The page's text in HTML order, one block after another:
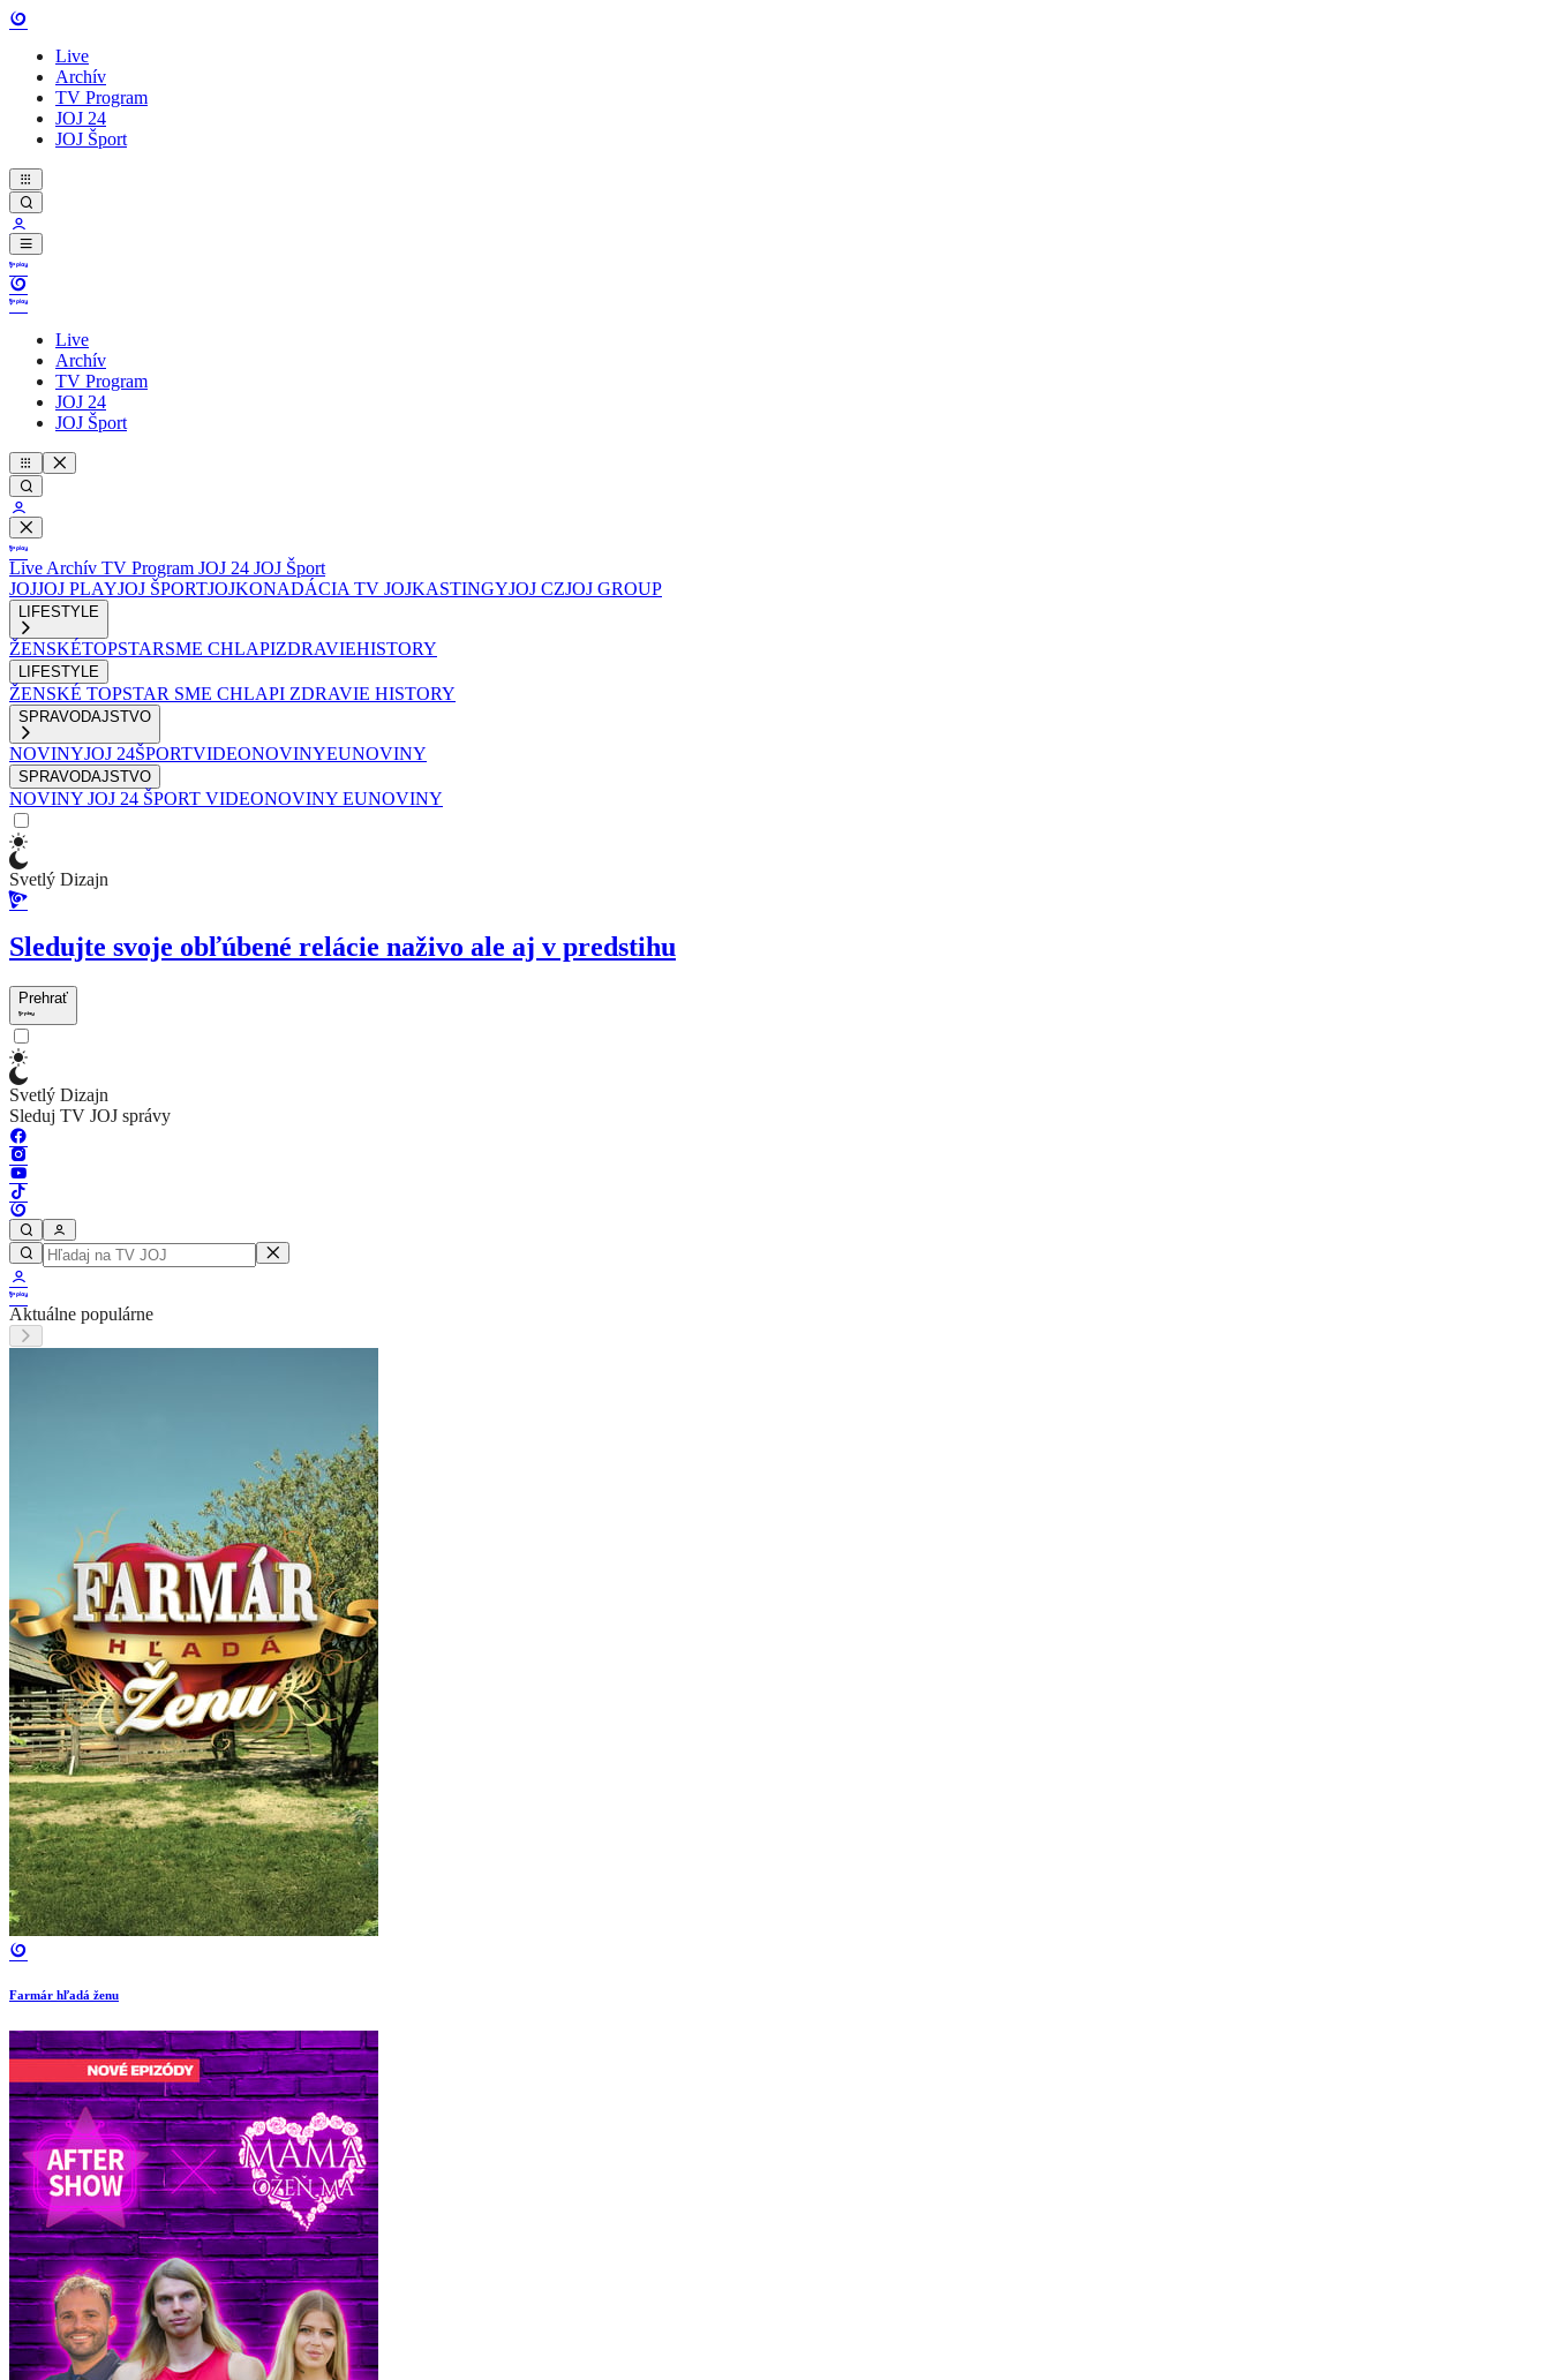
Live
Archív
TV Program
JOJ 24
JOJ Šport
Live
Archív
TV Program
JOJ 24
JOJ Šport
Live Archív TV Program JOJ 24 JOJ Šport
JOJJOJ PLAYJOJ ŠPORTJOJKONADÁCIA TV JOJKASTINGYJOJ CZJOJ GROUP
LIFESTYLE
ŽENSKÉTOPSTARSME CHLAPIZDRAVIEHISTORY
LIFESTYLE
ŽENSKÉ TOPSTAR SME CHLAPI ZDRAVIE HISTORY
SPRAVODAJSTVO
NOVINYJOJ 24ŠPORTVIDEONOVINYEUNOVINY
SPRAVODAJSTVO
NOVINY JOJ 24 ŠPORT VIDEONOVINY EUNOVINY
Svetlý Dizajn
Sledujte svoje obľúbené relácie naživo ale aj v predstihu
Prehrať
Svetlý Dizajn
Sleduj TV JOJ správy
Aktuálne populárne
Farmár hľadá ženu